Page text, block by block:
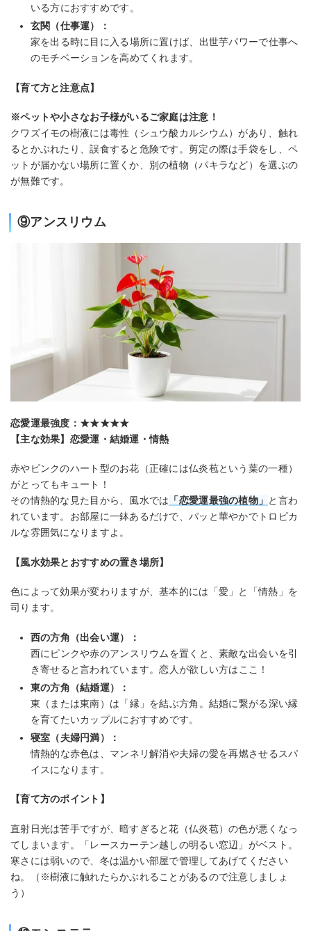
いる方におすすめです。
玄関（仕事運）：
家を出る時に目に入る場所に置けば、出世芋パワーで仕事へ
のモチベーションを高めてくれます。
【育て方と注意点】
※ペットや小さなお子様がいるご家庭は注意！
クワズイモの樹液には毒性（シュウ酸カルシウム）があり、触れ
るとかぶれたり、誤食すると危険です。剪定の際は手袋をし、ペ
ットが届かない場所に置くか、別の植物（パキラなど）を選ぶの
が無難です。
⑨アンスリウム
恋愛運最強度：★★★★★
【主な効果】恋愛運・結婚運・情熱
赤やピンクのハート型のお花（正確には仏炎苞という葉の一種）
がとってもキュート！
その情熱的な見た目から、風水では 「恋愛運最強の植物」 と言わ
れています。お部屋に一鉢あるだけで、パッと華やかでトロピカ
ルな雰囲気になりますよ。
【風水効果とおすすめの置き場所】
色によって効果が変わりますが、基本的には「愛」と「情熱」を
司ります。
西の方角（出会い運）：
西にピンクや赤のアンスリウムを置くと、素敵な出会いを引
き寄せると言われています。恋人が欲しい方はここ！
東の方角（結婚運）：
東（または東南）は「縁」を結ぶ方角。結婚に繋がる深い縁
を育てたいカップルにおすすめです。
寝室（夫婦円満）：
情熱的な赤色は、マンネリ解消や夫婦の愛を再燃させるスパ
イスになります。
【育て方のポイント】
直射日光は苦手ですが、暗すぎると花（仏炎苞）の色が悪くなっ
てしまいます。「レースカーテン越しの明るい窓辺」がベスト。
寒さには弱いので、冬は温かい部屋で管理してあげてください
ね。（※樹液に触れたらかぶれることがあるので注意しましょ
う）